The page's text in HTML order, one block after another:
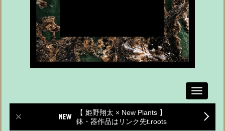
Toggle
【 姫野翔太 × New Plants 】
鉢・器作品はリンク先t.roots